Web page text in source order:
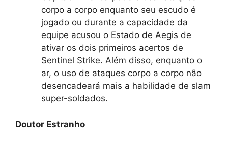
corpo a corpo enquanto seu escudo é
jogado ou durante a capacidade da
equipe acusou o Estado de Aegis de
ativar os dois primeiros acertos de
Sentinel Strike. Além disso, enquanto o
ar, o uso de ataques corpo a corpo não
desencadeará mais a habilidade de slam
super-soldados.
Doutor Estranho